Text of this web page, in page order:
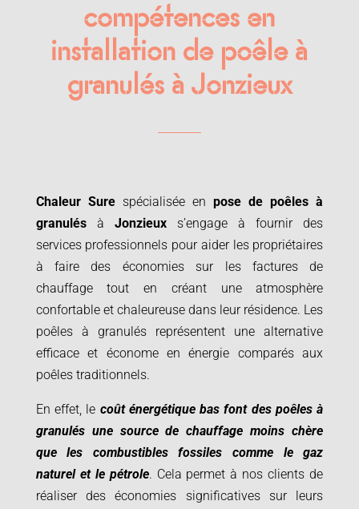
compétences en
installation de poêle à
granulés à Jonzieux
Chaleur Surespécialisée enpose de poêles à
granulésà Jonzieuxs’engage à fournir des
services professionnels pour aider les propriétaires
à faire des économies sur les factures de
chauffage tout en créant une atmosphère
confortable et chaleureuse dans leur résidence. Les
poêles à granulés représentent une alternative
efficace et économe en énergie comparés aux
poêles traditionnels.
En effet, le coût énergétique bas font des poêles à
granulés une source de chauffage moins chère
que les combustibles fossiles comme le gaz
naturel et le pétrole. Cela permet à nos clients de
réaliser des économies significatives sur leurs